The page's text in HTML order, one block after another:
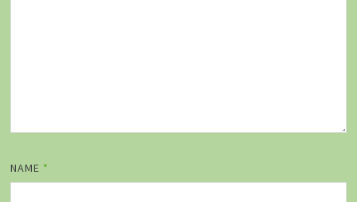
NAME *